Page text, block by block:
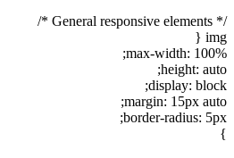
/* General responsive elements */
img {
max-width: 100%;
height: auto;
display: block;
margin: 15px auto;
border-radius: 5px;
}